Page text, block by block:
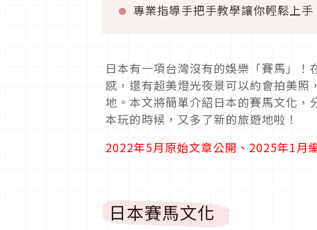
專業指導手把手教學讓你輕鬆上手
日本有一項台灣沒有的娛樂「賽馬」
感，還有超美燈光夜景可以約會拍美
地。本文將簡單介紹日本的賽馬文化
本玩的時候，又多了新的旅遊地啦！
2022年5月原始文章公開、2025年1月
日本賽馬文化